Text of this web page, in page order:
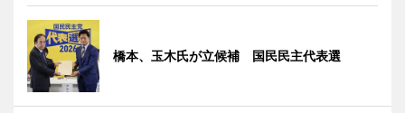
橋本、玉木氏が立候補 国民民主代表選